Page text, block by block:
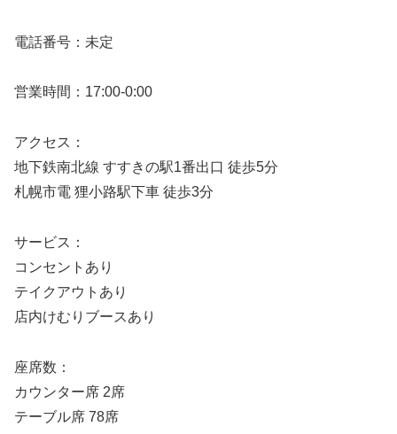
電話番号：未定
営業時間：17:00-0:00
アクセス：
地下鉄南北線 すすきの駅1番出口 徒歩5分
札幌市電 狸小路駅下車 徒歩3分
サービス：
コンセントあり
テイクアウトあり
店内けむりブースあり
座席数：
カウンター席 2席
テーブル席 78席